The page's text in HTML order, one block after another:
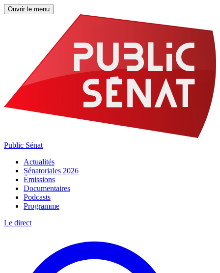
Ouvrir le menu
Public Sénat
Actualités
Sénatoriales 2026
Émissions
Documentaires
Podcasts
Programme
Le direct